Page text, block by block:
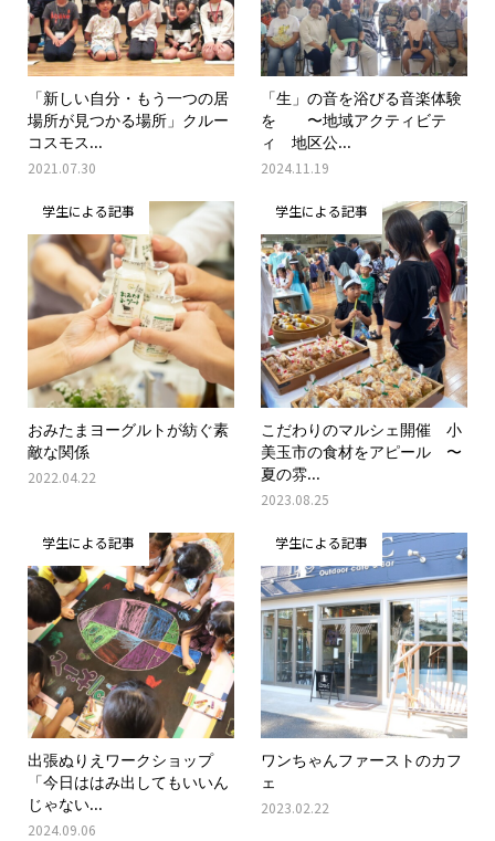
「新しい自分・もう一つの居
場所が見つかる場所」クルー
コスモス...
2021.07.30
「生」の音を浴びる音楽体験
を 〜地域アクティビテ
ィ 地区公...
2024.11.19
学生による記事
おみたまヨーグルトが紡ぐ素
敵な関係
2022.04.22
学生による記事
こだわりのマルシェ開催 小
美玉市の食材をアピール 〜
夏の雰...
2023.08.25
学生による記事
出張ぬりえワークショップ
「今日ははみ出してもいいん
じゃない...
2024.09.06
学生による記事
ワンちゃんファーストのカフ
ェ
2023.02.22